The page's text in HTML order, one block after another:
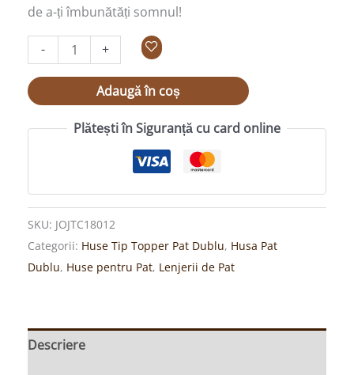
de a-ți îmbunătăți somnul!
- +
Adaugă în coș
Plătești în Siguranță cu card online
SKU: JOJTC18012
Categorii: Huse Tip Topper Pat Dublu, Husa Pat
Dublu, Huse pentru Pat, Lenjerii de Pat
Descriere